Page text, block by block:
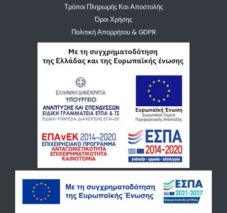
Τρόποι Πληρωμής Και Αποστολής
Όροι Χρήσης
Πολιτική Απορρήτου & GDPR